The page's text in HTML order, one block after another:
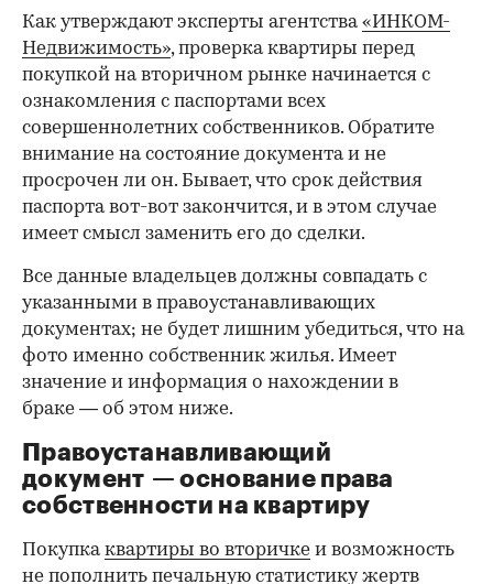
Как утверждают эксперты агентства«ИНКОМ-
Недвижимость», проверка квартиры перед
покупкой на вторичном рынке начинается с
ознакомления с паспортами всех
совершеннолетних собственников. Обратите
внимание на состояние документа и не
просрочен ли он. Бывает, что срок действия
паспорта вот-вот закончится, и в этом случае
имеет смысл заменить его до сделки.
00:00 / 00:00
Все данные владельцев должны совпадать с
указанными в правоустанавливающих
документах; не будет лишним убедиться, что на
фото именно собственник жилья. Имеет
значение и информация о нахождении в
браке — об этом ниже.
Правоустанавливающий
документ — основание права
собственности на квартиру
Покупкаквартиры во вторичке и возможность
не пополнить печальную статистику жертв